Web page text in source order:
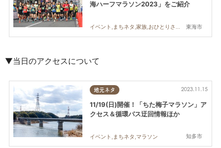
東海市
海ハーフマラソン2023」をご紹介
イベント,まちネタ,家族,おひとりさま,友人
▼当日のアクセスについて
地元ネタ
知多市
2023.11.15
11/19(日)開催！「ちた梅子マラソン」ア
クセス＆循環バス迂回情報ほか
イベント,まちネタ,マラソン